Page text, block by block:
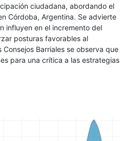
ciudadana, abordando el
Córdoba, Argentina. Se advierte
influyen en el incremento del
posturas favorables al
Barriales se observa que
para una crítica a las estrategias